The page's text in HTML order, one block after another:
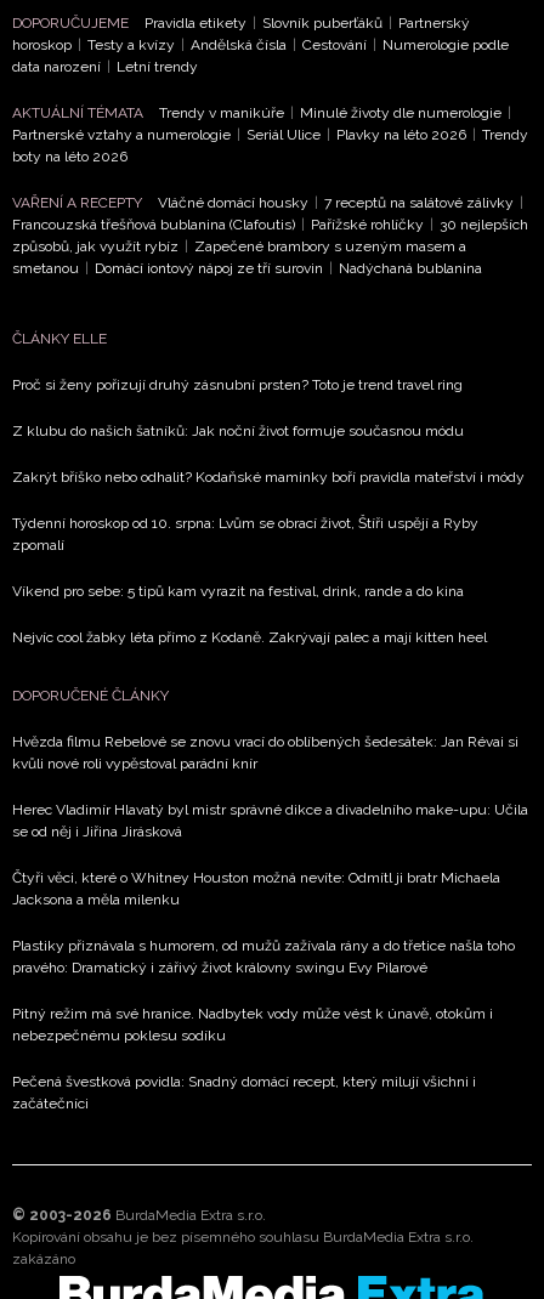
potvrzujete, že jste se seznámili seZásadami
Vašimi údaji pracovat zejména k organizaci a
informace od našich partnerů? Pokud souhlasíte se
soukromí BurdaMedia Extra s.r.o.
DOPORUČUJEME Pravidla etikety | Slovník puberťáků | Partnerský
horoskop | Testy a kvízy | Andělská čísla | Cestování | Numerologie podle
data narození | Letní trendy
AKTUÁLNÍ TÉMATA Trendy v manikúře | Minulé životy dle numerologie |
Partnerské vztahy a numerologie | Seriál Ulice | Plavky na léto 2026 | Trendy
boty na léto 2026
VAŘENÍ A RECEPTY Vláčné domácí housky | 7 receptů na salátové zálivky |
Francouzská třešňová bublanina (Clafoutis) | Pařížské rohlíčky | 30 nejlepších
způsobů, jak využít rybíz | Zapečené brambory s uzeným masem a
smetanou | Domácí iontový nápoj ze tří surovin | Nadýchaná bublanina
ČLÁNKY ELLE
Proč si ženy pořizují druhý zásnubní prsten? Toto je trend travel ring
Z klubu do našich šatníků: Jak noční život formuje současnou módu
Zakrýt bříško nebo odhalit? Kodaňské maminky boří pravidla mateřství i módy
Týdenní horoskop od 10. srpna: Lvům se obrací život, Štíři uspějí a Ryby
zpomalí
Víkend pro sebe: 5 tipů kam vyrazit na festival, drink, rande a do kina
Nejvíc cool žabky léta přímo z Kodaně. Zakrývají palec a mají kitten heel
DOPORUČENÉ ČLÁNKY
Hvězda filmu Rebelové se znovu vrací do oblíbených šedesátek: Jan Révai si
kvůli nové roli vypěstoval parádní knír
Herec Vladimír Hlavatý byl mistr správné dikce a divadelního make-upu: Učila
se od něj i Jiřina Jirásková
Čtyři věci, které o Whitney Houston možná nevíte: Odmítl ji bratr Michaela
Jacksona a měla milenku
Plastiky přiznávala s humorem, od mužů zažívala rány a do třetice našla toho
pravého: Dramatický i zářivý život královny swingu Evy Pilarové
Pitný režim má své hranice. Nadbytek vody může vést k únavě, otokům i
nebezpečnému poklesu sodíku
Pečená švestková povidla: Snadný domácí recept, který milují všichni i
začátečníci
© 2003-2026 BurdaMedia Extra s.r.o.
Kopírování obsahu je bez písemného souhlasu BurdaMedia Extra s.r.o.
zakázáno